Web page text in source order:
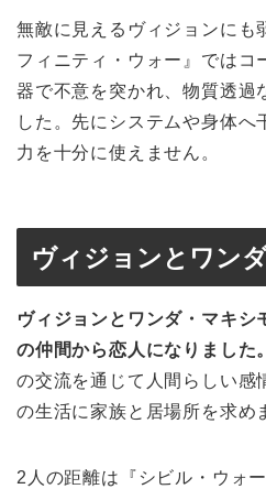
無敵に見えるヴィジョンにも
フィニティ・ウォー』ではコ
器で不意を突かれ、物質透過
した。先にシステムや身体へ
力を十分に使えません。
ヴィジョンとワン
ヴィジョンとワンダ・マキシ
の仲間から恋人になりました。
の交流を通じて人間らしい感
の生活に家族と居場所を求め
2人の距離は『シビル・ウォ